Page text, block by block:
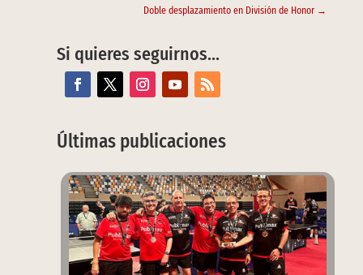
Doble desplazamiento en División de Honor →
Si quieres seguirnos…
Últimas publicaciones